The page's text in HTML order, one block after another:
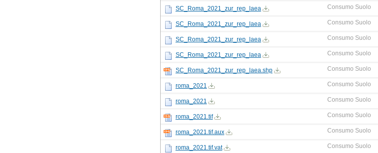
SC_Roma_2021_zur_rep_laea Consumo Suolo
SC_Roma_2021_zur_rep_laea Consumo Suolo
SC_Roma_2021_zur_rep_laea Consumo Suolo
SC_Roma_2021_zur_rep_laea Consumo Suolo
SC_Roma_2021_zur_rep_laea.shp Consumo Suolo
roma_2021 Consumo Suolo
roma_2021 Consumo Suolo
roma_2021.tif Consumo Suolo
roma_2021.tif.aux Consumo Suolo
roma_2021.tif.vat Consumo Suolo